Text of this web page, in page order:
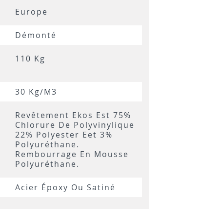
Europe
Démonté
110 Kg
30 Kg/m3
Revêtement Ekos Est 75%
Chlorure De Polyvinylique
22% Polyester Eet 3%
Polyuréthane.
Rembourrage En Mousse
Polyuréthane.
Acier Époxy Ou Satiné